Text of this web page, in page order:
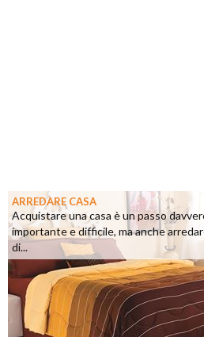
ARREDARE CASA
Acquistare una casa è un passo
importante e difficile, ma anche
di...